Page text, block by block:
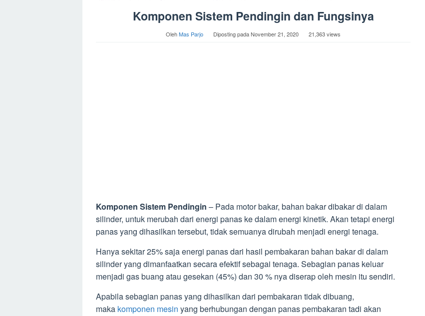
Komponen Sistem Pendingin dan Fungsinya
OlehMas Parjo Diposting padaNovember 21, 2020 21,363 views
Komponen Sistem Pendingin – Pada motor bakar, bahan bakar dibakar di dalam
silinder, untuk merubah dari energi panas ke dalam energi kinetik. Akan tetapi energi
panas yang dihasilkan tersebut, tidak semuanya dirubah menjadi energi tenaga.
Hanya sekitar 25% saja energi panas dari hasil pembakaran bahan bakar di dalam
silinder yang dimanfaatkan secara efektif sebagai tenaga. Sebagian panas keluar
menjadi gas buang atau gesekan (45%) dan 30 % nya diserap oleh mesin itu sendiri.
Apabila sebagian panas yang dihasilkan dari pembakaran tidak dibuang,
maka komponen mesin yang berhubungan dengan panas pembakaran tadi akan